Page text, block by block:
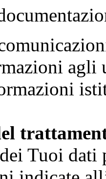
agli
Tuoi dati